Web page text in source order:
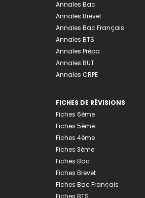
Annales Bac
Annales Brevet
Annales Bac Français
Annales BTS
Annales Prépa
Annales BUT
Annales CRPE
FICHES DE RÉVISIONS
Fiches 6ème
Fiches 5ème
Fiches 4ème
Fiches 3ème
Fiches Bac
Fiches Brevet
Fiches Bac Français
Fiches BTS